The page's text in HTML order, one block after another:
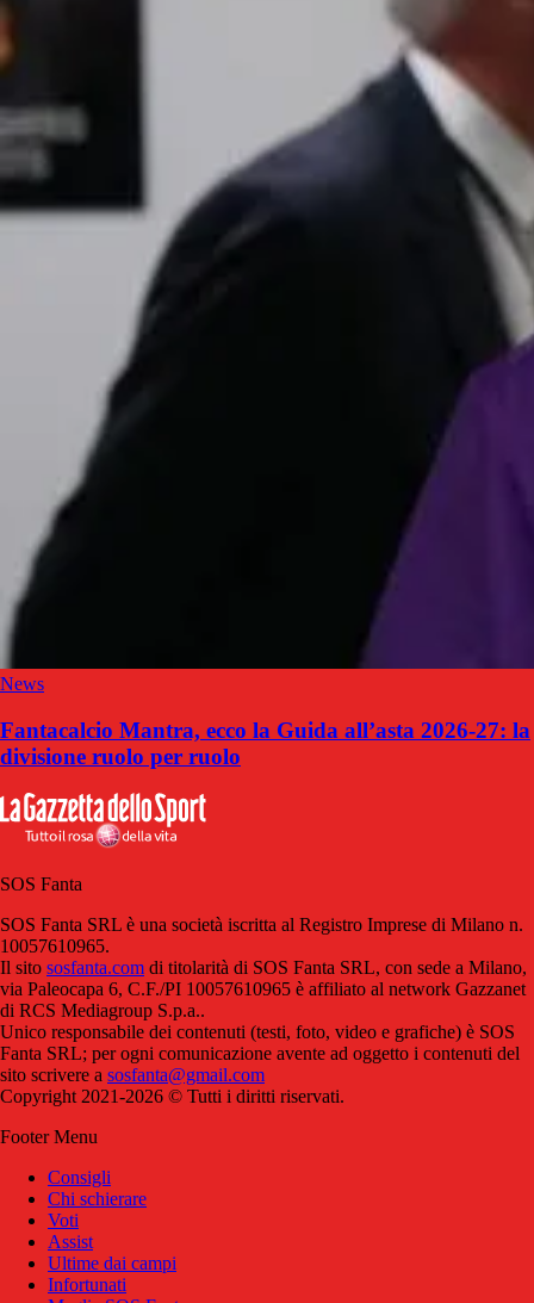
News
Fantacalcio Mantra, ecco la Guida all’asta 2026-27: la
divisione ruolo per ruolo
SOS Fanta
SOS Fanta SRL è una società iscritta al Registro Imprese di Milano n.
10057610965.
Il sito sosfanta.com di titolarità di SOS Fanta SRL, con sede a Milano,
via Paleocapa 6, C.F./PI 10057610965 è affiliato al network Gazzanet
di RCS Mediagroup S.p.a..
Unico responsabile dei contenuti (testi, foto, video e grafiche) è SOS
Fanta SRL; per ogni comunicazione avente ad oggetto i contenuti del
sito scrivere a sosfanta@gmail.com
Copyright 2021-2026 © Tutti i diritti riservati.
Footer Menu
Consigli
Chi schierare
Voti
Assist
Ultime dai campi
Infortunati